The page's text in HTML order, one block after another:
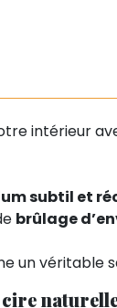
intérieur
subtil et
brûlage
un véritable